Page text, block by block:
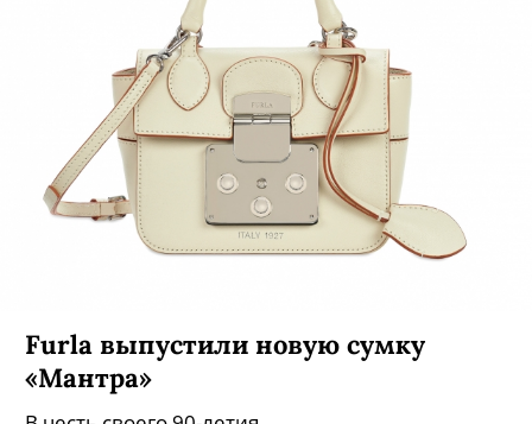
Футболки с огоньком и платья
ненависти в новой коллекции
Alexandr Rogov
Стилист дизайнер уже показал лукбук на весну,
и он очень красивый.